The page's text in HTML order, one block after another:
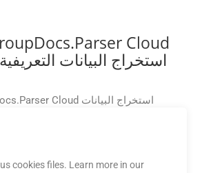
استخراج البيانات
وتاريخ الإنشاء وما إلى ذلك) وعنوان
cookies files. Learn more in our